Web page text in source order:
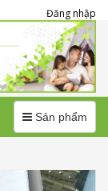
Đăng nhập
MenuSản phẩm